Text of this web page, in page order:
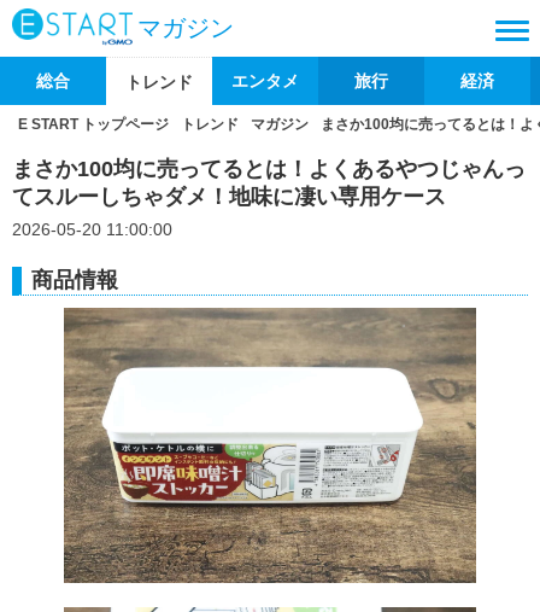
マガジン
総合 トレンド エンタメ 旅行 経済
E START トップページ トレンド マガジン まさか100均に売ってるとは！
まさか100均に売ってるとは！よくあるやつじゃんっ
てスルーしちゃダメ！地味に凄い専用ケース
2026-05-20 11:00:00
商品情報